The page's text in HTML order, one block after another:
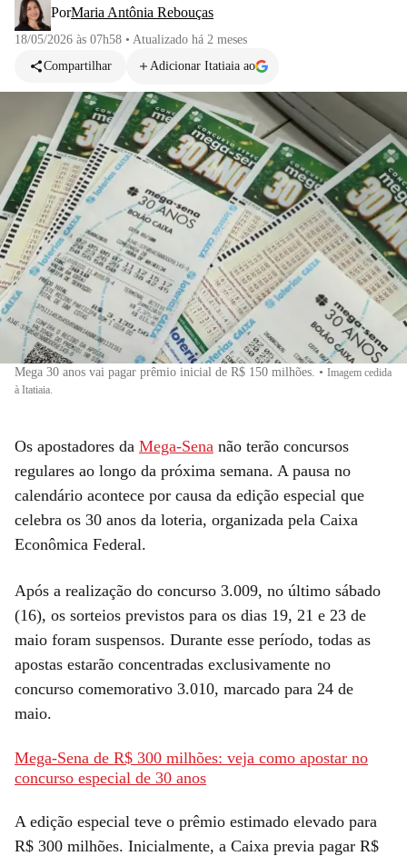
PorMaria Antônia Rebouças
18/05/2026 às 07h58 • Atualizado há 2 meses
Compartilhar
Adicionar Itatiaia ao
Mega 30 anos vai pagar prêmio inicial de R$ 150 milhões. • Imagem cedida
à Itatiaia.
Os apostadores da Mega-Sena não terão concursos
regulares ao longo da próxima semana. A pausa no
calendário acontece por causa da edição especial que
celebra os 30 anos da loteria, organizada pela Caixa
Econômica Federal.
Após a realização do concurso 3.009, no último sábado
(16), os sorteios previstos para os dias 19, 21 e 23 de
maio foram suspensos. Durante esse período, todas as
apostas estarão concentradas exclusivamente no
concurso comemorativo 3.010, marcado para 24 de
maio.
Mega-Sena de R$ 300 milhões: veja como apostar no
concurso especial de 30 anos
A edição especial teve o prêmio estimado elevado para
R$ 300 milhões. Inicialmente, a Caixa previa pagar R$